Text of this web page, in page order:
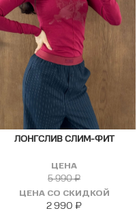
ЛОНГСЛИВ СЛИМ-ФИТ
ЦЕНА
5 990₽
ЦЕНА СО СКИДКОЙ
2 990 ₽